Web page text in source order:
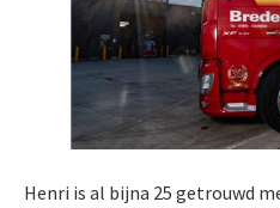
Henri is al bijna 25 getrouwd